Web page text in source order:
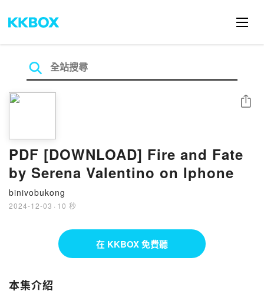
PDF [DOWNLOAD] Fire and Fate
by Serena Valentino on Iphone
binivobukong
2024-12-03 · 10 秒
分享
在 KKBOX 免費聽
本集介紹